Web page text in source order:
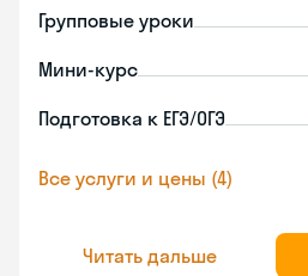
Групповые уроки
Мини-курс
Подготовка к ЕГЭ/ОГЭ
Все услуги и цены (4)
Читать дальше